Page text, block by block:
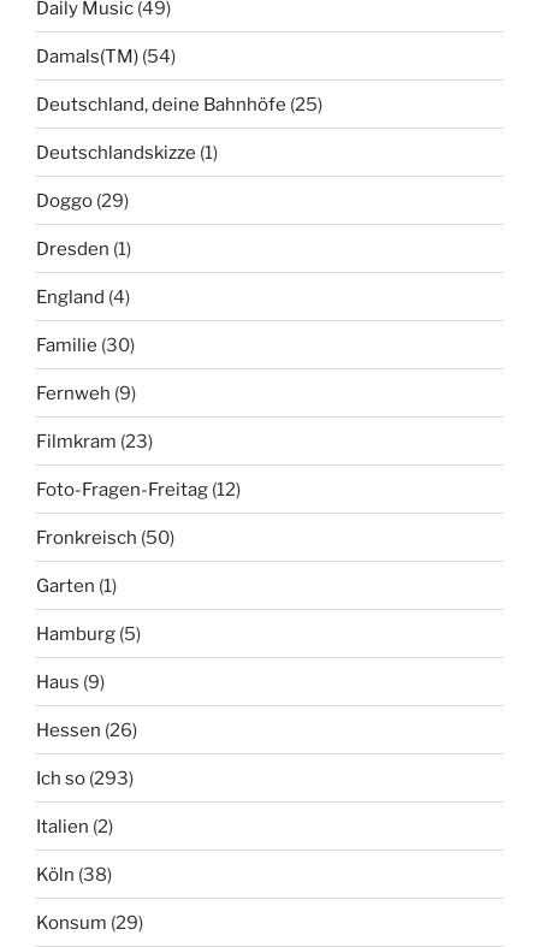
Daily Music (49)
Damals(TM) (54)
Deutschland, deine Bahnhöfe (25)
Deutschlandskizze (1)
Doggo (29)
Dresden (1)
England (4)
Familie (30)
Fernweh (9)
Filmkram (23)
Foto-Fragen-Freitag (12)
Fronkreisch (50)
Garten (1)
Hamburg (5)
Haus (9)
Hessen (26)
Ich so (293)
Italien (2)
Köln (38)
Konsum (29)